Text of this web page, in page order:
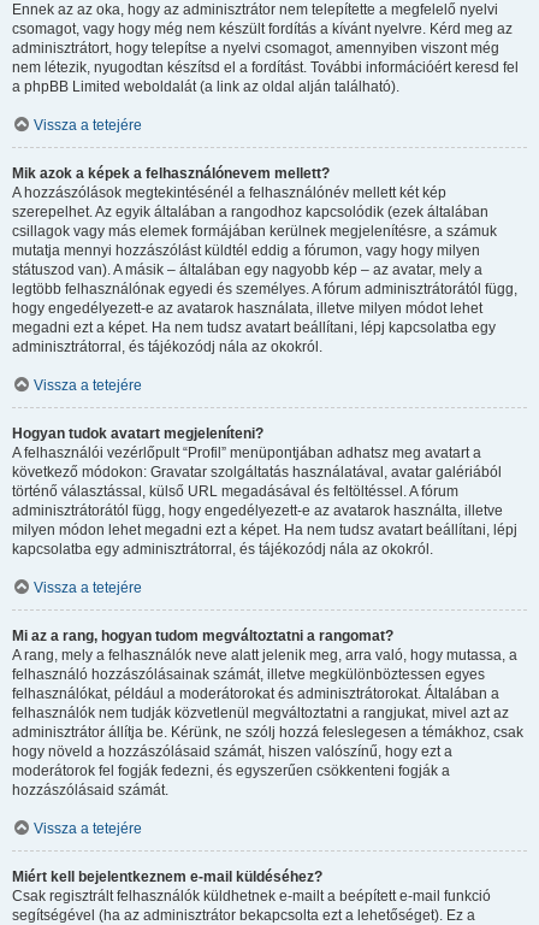
Ennek az az oka, hogy az adminisztrátor nem telepítette a megfelelő nyelvi
csomagot, vagy hogy még nem készült fordítás a kívánt nyelvre. Kérd meg az
adminisztrátort, hogy telepítse a nyelvi csomagot, amennyiben viszont még
nem létezik, nyugodtan készítsd el a fordítást. További információért keresd fel
a phpBB Limited weboldalát (a link az oldal alján található).
Vissza a tetejére
Mik azok a képek a felhasználónevem mellett?
A hozzászólások megtekintésénél a felhasználónév mellett két kép
szerepelhet. Az egyik általában a rangodhoz kapcsolódik (ezek általában
csillagok vagy más elemek formájában kerülnek megjelenítésre, a számuk
mutatja mennyi hozzászólást küldtél eddig a fórumon, vagy hogy milyen
státuszod van). A másik – általában egy nagyobb kép – az avatar, mely a
legtöbb felhasználónak egyedi és személyes. A fórum adminisztrátorától függ,
hogy engedélyezett-e az avatarok használata, illetve milyen módot lehet
megadni ezt a képet. Ha nem tudsz avatart beállítani, lépj kapcsolatba egy
adminisztrátorral, és tájékozódj nála az okokról.
Vissza a tetejére
Hogyan tudok avatart megjeleníteni?
A felhasználói vezérlőpult “Profil” menüpontjában adhatsz meg avatart a
következő módokon: Gravatar szolgáltatás használatával, avatar galériából
történő választással, külső URL megadásával és feltöltéssel. A fórum
adminisztrátorától függ, hogy engedélyezett-e az avatarok használta, illetve
milyen módon lehet megadni ezt a képet. Ha nem tudsz avatart beállítani, lépj
kapcsolatba egy adminisztrátorral, és tájékozódj nála az okokról.
Vissza a tetejére
Mi az a rang, hogyan tudom megváltoztatni a rangomat?
A rang, mely a felhasználók neve alatt jelenik meg, arra való, hogy mutassa, a
felhasználó hozzászólásainak számát, illetve megkülönböztessen egyes
felhasználókat, például a moderátorokat és adminisztrátorokat. Általában a
felhasználók nem tudják közvetlenül megváltoztatni a rangjukat, mivel azt az
adminisztrátor állítja be. Kérünk, ne szólj hozzá feleslegesen a témákhoz, csak
hogy növeld a hozzászólásaid számát, hiszen valószínű, hogy ezt a
moderátorok fel fogják fedezni, és egyszerűen csökkenteni fogják a
hozzászólásaid számát.
Vissza a tetejére
Miért kell bejelentkeznem e-mail küldéséhez?
Csak regisztrált felhasználók küldhetnek e-mailt a beépített e-mail funkció
segítségével (ha az adminisztrátor bekapcsolta ezt a lehetőséget). Ez a